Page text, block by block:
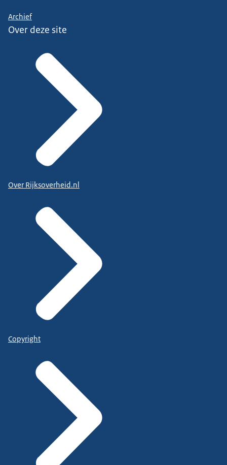
Archief
Over deze site
Over Rijksoverheid.nl
Copyright